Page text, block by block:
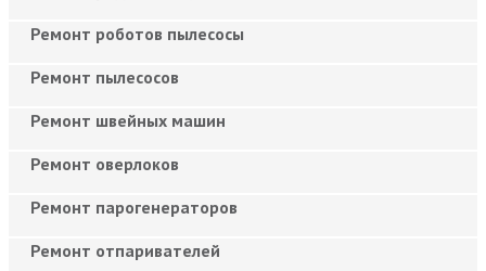
Ремонт роботов пылесосы
Ремонт пылесосов
Ремонт швейных машин
Ремонт оверлоков
Ремонт парогенераторов
Ремонт отпаривателей